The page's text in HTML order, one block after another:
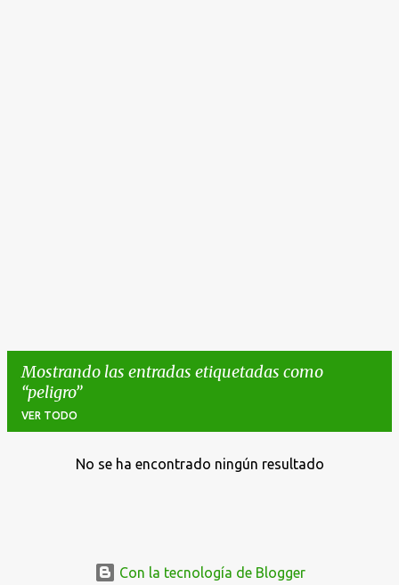
Mostrando las entradas etiquetadas como
peligro
VER TODO
No se ha encontrado ningún resultado
Con la tecnología de Blogger